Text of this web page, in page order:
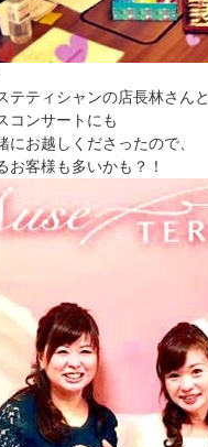
テティシャンの店長林さんと
コンサートにも
にお越しくださったので、
お客様も多いかも？！